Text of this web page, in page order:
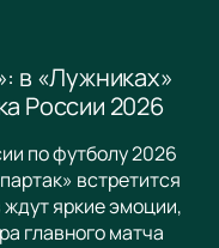
в «Лужниках»
России 2026
по футболу 2026
встретится
яркие эмоции,
главного матча